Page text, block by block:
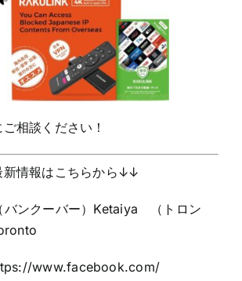
相談ください！
新情報はこちらから↓↓
バンクーバー）Ketaiya （トロン
www.facebook.com/